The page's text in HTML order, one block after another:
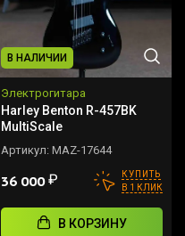
В НАЛИЧИИ
Электрогитара
Harley Benton R-457BK
MultiScale
Артикул: MAZ-17644
36 000₽
КУПИТЬ
В 1 КЛИК
В КОРЗИНУ